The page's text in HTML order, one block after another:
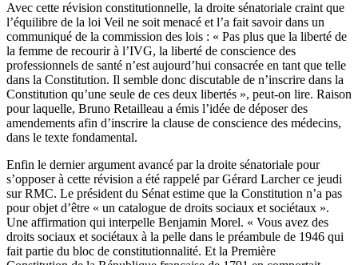
Avec cette révision constitutionnelle, la droite sénatoriale craint que
l’équilibre de la loi Veil ne soit menacé et l’a fait savoir dans un
communiqué de la commission des lois : « Pas plus que la liberté de
la femme de recourir à l’IVG, la liberté de conscience des
professionnels de santé n’est aujourd’hui consacrée en tant que telle
dans la Constitution. Il semble donc discutable de n’inscrire dans la
Constitution qu’une seule de ces deux libertés », peut-on lire. Raison
pour laquelle, Bruno Retailleau a émis l’idée de déposer des
amendements afin d’inscrire la clause de conscience des médecins,
dans le texte fondamental.
Enfin le dernier argument avancé par la droite sénatoriale pour
s’opposer à cette révision a été rappelé par Gérard Larcher ce jeudi
sur RMC. Le président du Sénat estime que la Constitution n’a pas
pour objet d’être « un catalogue de droits sociaux et sociétaux ».
Une affirmation qui interpelle Benjamin Morel. « Vous avez des
droits sociaux et sociétaux à la pelle dans le préambule de 1946 qui
fait partie du bloc de constitutionnalité. Et la Première